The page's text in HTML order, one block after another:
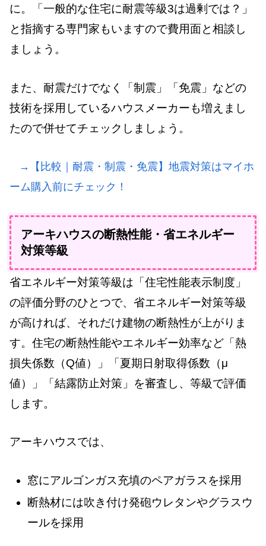
に。「一般的な住宅に耐震等級3は過剰では？」
と指摘する専門家もいますので費用面と相談し
ましょう。
また、耐震だけでなく「制震」「免震」などの
技術を採用しているハウスメーカーも増えまし
たので併せてチェックしましょう。
→【比較｜耐震・制震・免震】地震対策はマイホ
ーム購入前にチェック！
アーキハウスの断熱性能・省エネルギー
対策等級
省エネルギー対策等級は「住宅性能表示制度」
の評価分野のひとつで、省エネルギー対策等級
が高ければ、それだけ建物の断熱性が上がりま
す。住宅の断熱性能やエネルギー効率など「熱
損失係数（Q値）」「夏期日射取得係数（μ
値）」「結露防止対策」を審査し、等級で評価
します。
アーキハウスでは、
窓にアルゴンガス充填のペアガラスを採用
断熱材には吹き付け発砲ウレタンやグラスウ
ールを採用